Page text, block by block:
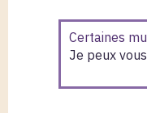
Certaines
Je peux